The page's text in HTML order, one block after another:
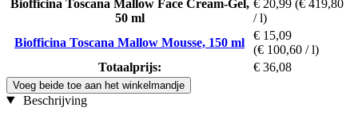
Biofficina Toscana Mallow Face Cream-Gel,
50 ml
€ 20,99 (€ 419,80
/ l)
Biofficina Toscana Mallow Mousse, 150 ml
€ 15,09
(€ 100,60 / l)
Totaalprijs:
€ 36,08
Voeg beide toe aan het winkelmandje
Beschrijving